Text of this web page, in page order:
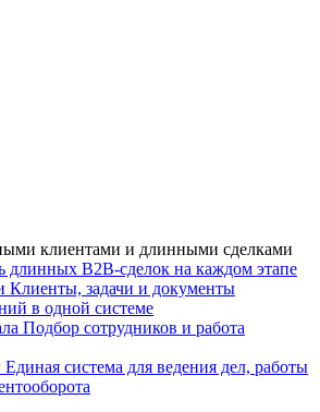
клиентами и длинными сделками
длинных B2B-сделок на каждом этапе
Клиенты, задачи и документы
в одной системе
Подбор сотрудников и работа
Единая система для ведения дел, работы